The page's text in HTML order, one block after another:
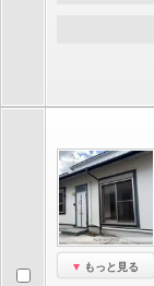
もっと見る